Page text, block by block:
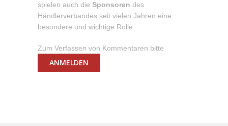
spielen auch die Sponsoren des
Händlerverbandes seit vielen Jahren eine
besondere und wichtige Rolle.
Zum Verfassen von Kommentaren bitte
ANMELDEN